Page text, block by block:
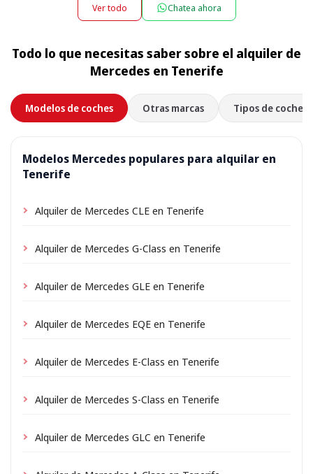
suplemento nocturno, que se muestra durante la
apartamento o villa, y lo recogemos allí al final del
alquiler. Solo elige la dirección de tu alojamiento como
aplicarse una pequeña tarifa de entrega, siempre
mostrada por adelantado.
Ver todo Chatea ahora
Todo lo que necesitas saber sobre el alquiler de
Mercedes en Tenerife
Modelos de coches Otras marcas Tipos de coche
Modelos Mercedes populares para alquilar en
Tenerife
Alquiler de Mercedes CLE en Tenerife
Alquiler de Mercedes G-Class en Tenerife
Alquiler de Mercedes GLE en Tenerife
Alquiler de Mercedes EQE en Tenerife
Alquiler de Mercedes E-Class en Tenerife
Alquiler de Mercedes S-Class en Tenerife
Alquiler de Mercedes GLC en Tenerife